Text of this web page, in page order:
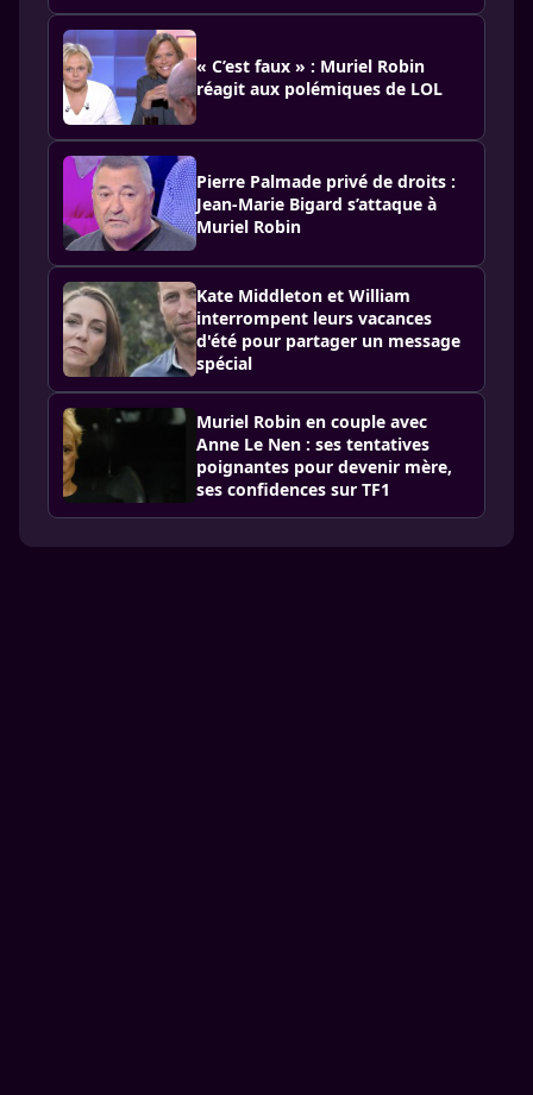
« C’est faux » : Muriel Robin
réagit aux polémiques de LOL
Pierre Palmade privé de droits :
Jean-Marie Bigard s’attaque à
Muriel Robin
Kate Middleton et William
interrompent leurs vacances
d'été pour partager un message
spécial
Muriel Robin en couple avec
Anne Le Nen : ses tentatives
poignantes pour devenir mère,
ses confidences sur TF1